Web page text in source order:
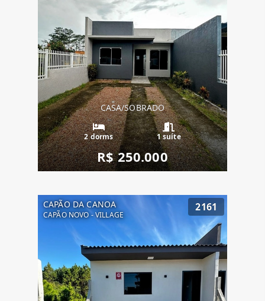
CASA/SOBRADO
2 dorms 1 suíte
R$ 250.000
CAPÃO DA CANOA
CAPÃO NOVO - VILLAGE
2161